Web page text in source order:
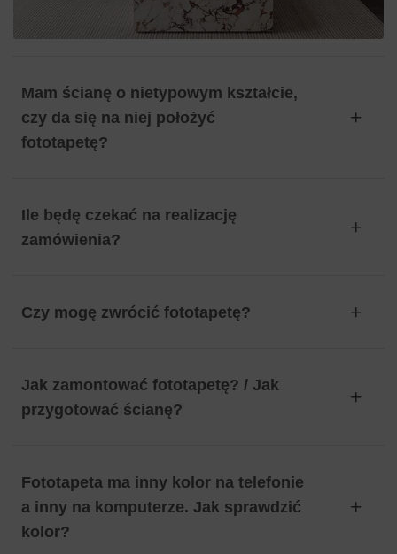
Mam ścianę o nietypowym kształcie,
czy da się na niej położyć
fototapetę?
Ile będę czekać na realizację
zamówienia?
Czy mogę zwrócić fototapetę?
Jak zamontować fototapetę? / Jak
przygotować ścianę?
Fototapeta ma inny kolor na telefonie
a inny na komputerze. Jak sprawdzić
kolor?